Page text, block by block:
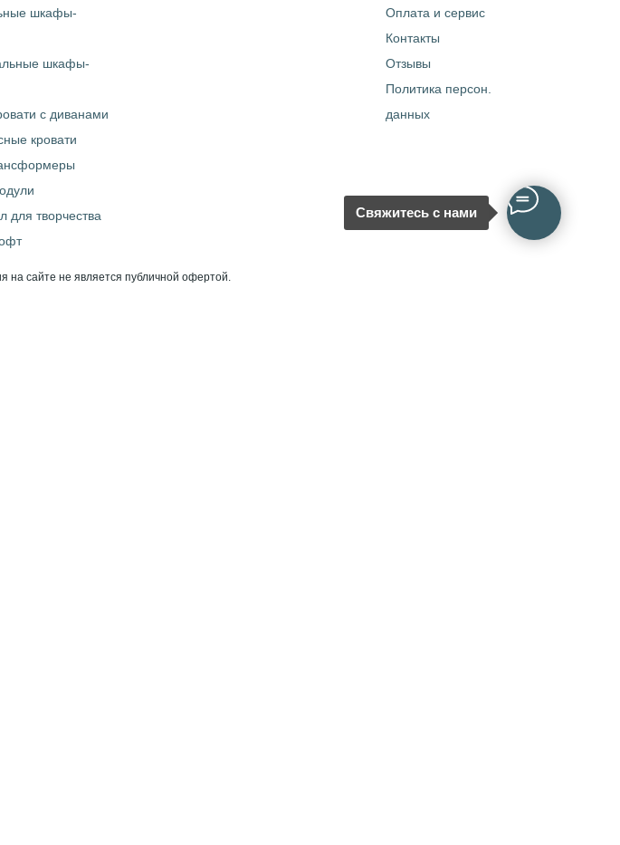
Свяжитесь с нами
шкафы-
шкафы-
с диванами
кровати
для творчества
Оплата и сервис
Контакты
Отзывы
Политика персон.
данных
на сайте не является публичной офертой.